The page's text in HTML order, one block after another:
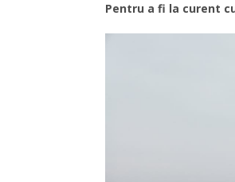
Pentru a fi la curent